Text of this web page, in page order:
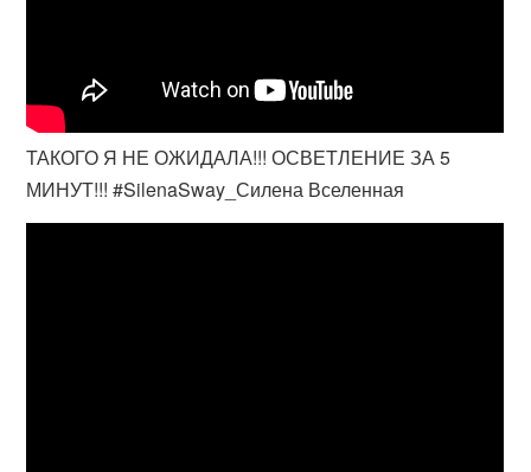
ТАКОГО Я НЕ ОЖИДАЛА!!! ОСВЕТЛЕНИЕ ЗА 5
МИНУТ!!! #SilenaSway_Силена Вселенная